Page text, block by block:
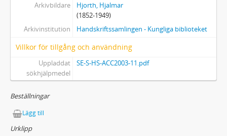
Arkivbildare
Hjorth, Hjalmar
(1852-1949)
Arkivinstitution
Handskriftssamlingen - Kungliga biblioteket
Villkor för tillgång och användning
Uppladdat
sökhjälpmedel
SE-S-HS-ACC2003-11.pdf
Beställningar
Lägg till
Urklipp